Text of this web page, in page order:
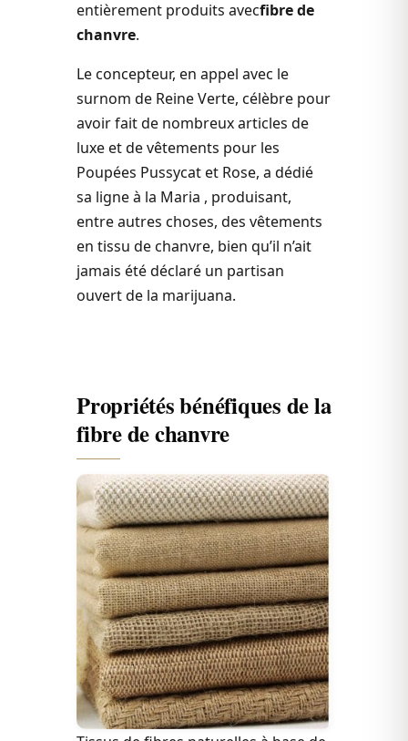
entièrement produits avecfibre de
chanvre.
Le concepteur, en appel avec le
surnom de Reine Verte, célèbre pour
avoir fait de nombreux articles de
luxe et de vêtements pour les
Poupées Pussycat et Rose, a dédié
sa ligne à la Maria , produisant,
entre autres choses, des vêtements
en tissu de chanvre, bien qu’il n’ait
jamais été déclaré un partisan
ouvert de la marijuana.
Propriétés bénéfiques de la
fibre de chanvre